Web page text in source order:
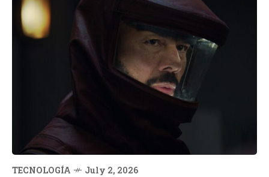
TECNOLOGÍA July 2, 2026